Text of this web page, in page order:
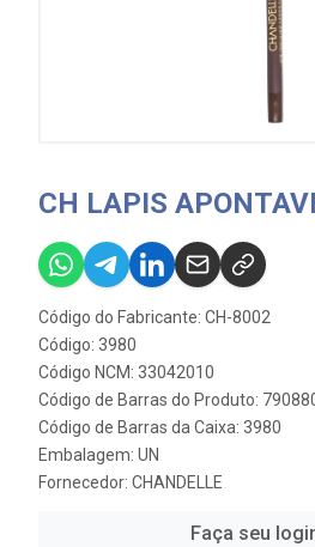
CH LAPIS
Código do Fabricante: CH-8002
Código: 3980
Código NCM: 33042010
Código de Barras do Produto:
Código de Barras da Caixa: 3980
Embalagem: UN
Fornecedor: CHANDELLE
Faça seu